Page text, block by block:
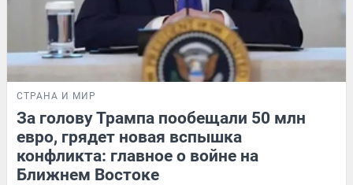
СТРАНА И МИР
За голову Трампа пообещали 50 млн
евро, грядет новая вспышка
конфликта: главное о войне на
Ближнем Востоке